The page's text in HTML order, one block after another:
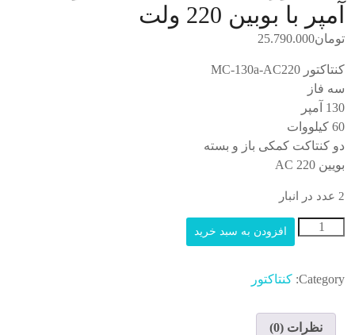
آمپر با بوبین 220 ولت
تومان25.790.000
کنتاکتور MC-130a-AC220
سه فاز
130 آمپر
60 کیلووات
دو کنتاکت کمکی باز و بسته
بویین 220 AC
2 عدد در انبار
کنتاکتور
LS
متاسول
افزودن به سبد خرید
Category: کنتاکتور
نظرات (0)